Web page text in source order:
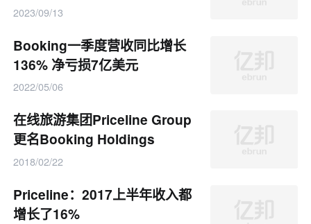
2023/09/13
Booking一季度营收同比增长
136% 净亏损7亿美元
2022/05/06
在线旅游集团Priceline Group
更名Booking Holdings
2018/02/22
Priceline：2017上半年收入都
增长了16%